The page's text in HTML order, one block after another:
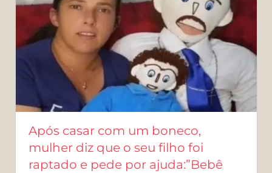
Após casar com um boneco,
mulher diz que o seu filho foi
raptado e pede por ajuda:”Bebê